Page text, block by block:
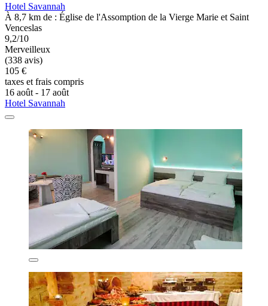
Hotel Savannah
À 8,7 km de : Église de l'Assomption de la Vierge Marie et Saint
Venceslas
9,2/10
Merveilleux
(338 avis)
105 €
taxes et frais compris
16 août - 17 août
Hotel Savannah